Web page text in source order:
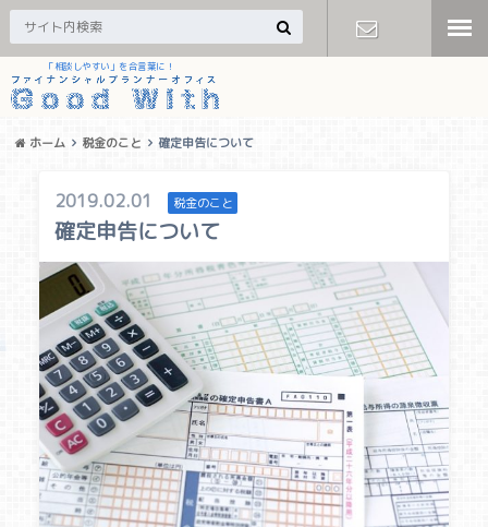
「相談しやすい」を合言葉に！
ホーム 税金のこと 確定申告について
2019.02.01 税金のこと
確定申告について